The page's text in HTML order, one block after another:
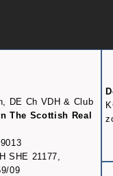
DE Ch VDH & Club
The Scottish Real
SHE 21177,
09